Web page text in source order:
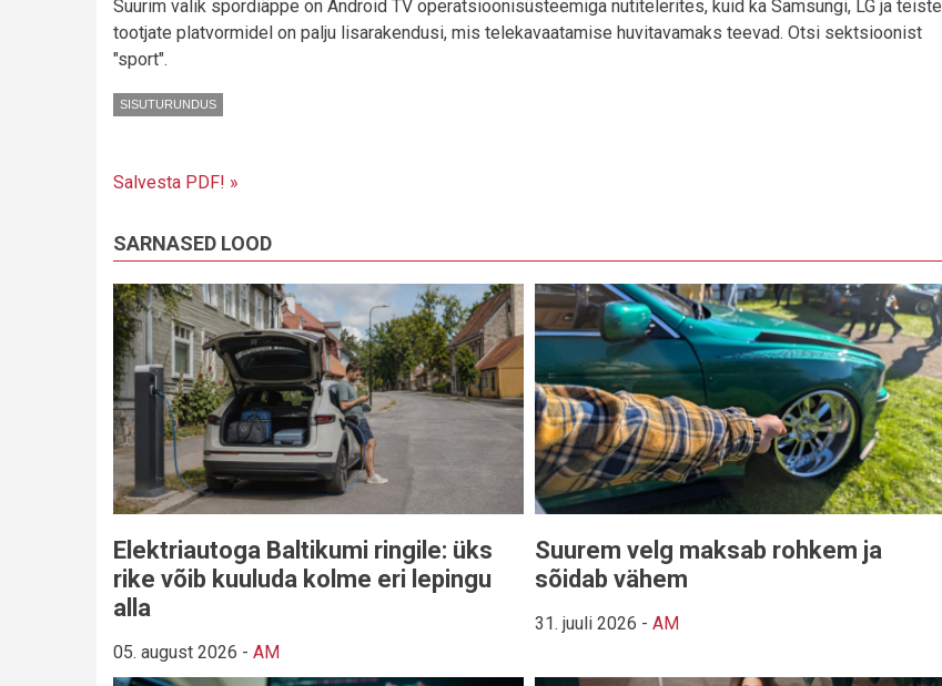
Suurim valik spordiäppe on Android TV operatsioonisüsteemiga nutitelerites, kuid ka Samsungi, LG ja teiste
tootjate platvormidel on palju lisarakendusi, mis telekavaatamise huvitavamaks teevad. Otsi sektsioonist
"sport".
SISUTURUNDUS
Salvesta PDF! »
SARNASED LOOD
Elektriautoga Baltikumi ringile: üks
rike võib kuuluda kolme eri lepingu
alla
05. august 2026 - AM
Suurem velg maksab rohkem ja
sõidab vähem
31. juuli 2026 - AM